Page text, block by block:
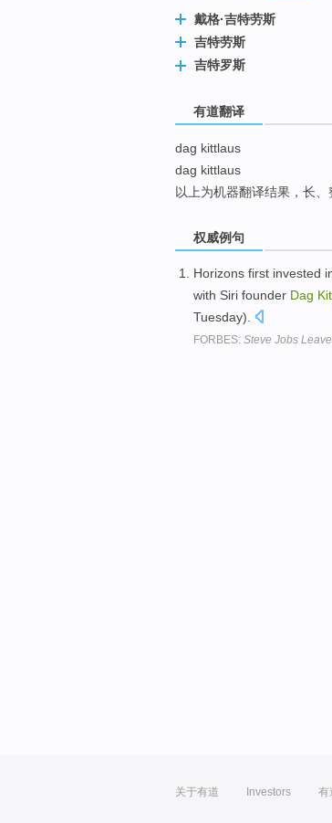
戴格·吉特劳斯
吉特劳斯
吉特罗斯
有道翻译
dag kittlaus
dag kittlaus
以上为机器翻译结果，长、
权威例句
Horizons first invested
with Siri founder Dag
Tuesday).
FORBES: Steve Jobs
关于有道 Investors 有